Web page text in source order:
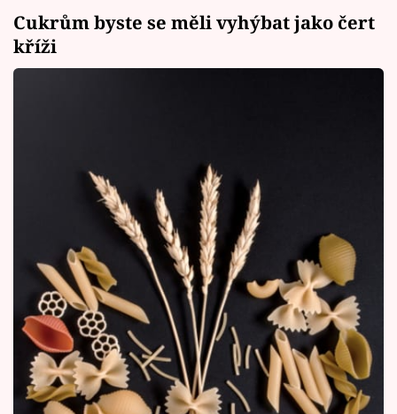
Cukrům byste se měli vyhýbat jako čert
kříži